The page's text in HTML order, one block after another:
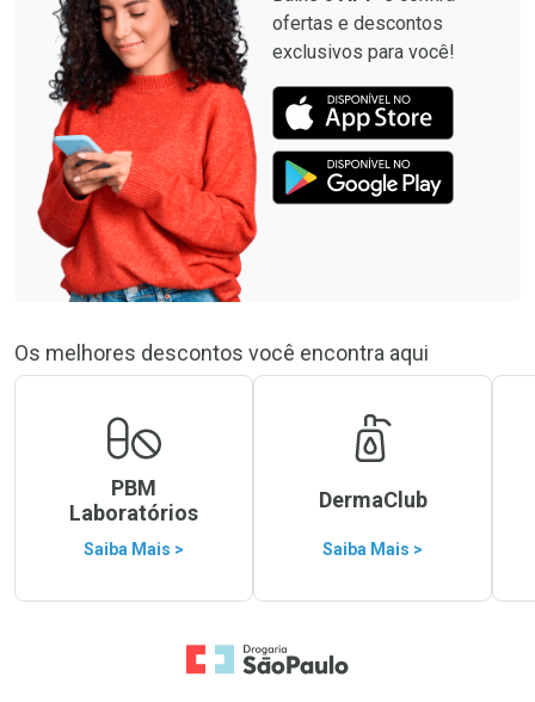
ofertas e descontos
exclusivos para você!
Os melhores descontos você encontra aqui
PBM
Laboratórios
Saiba Mais >
DermaClub
Saiba Mais >
Ir para a Home